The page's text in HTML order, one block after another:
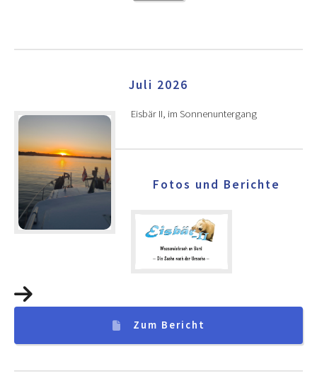
Juli 2026
Eisbär II, im Sonnenuntergang
Fotos und Berichte
Zum Bericht